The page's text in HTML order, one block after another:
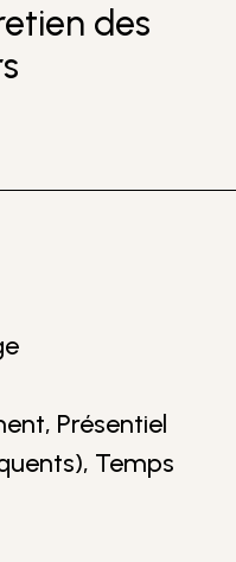
des
Présentiel
Temps